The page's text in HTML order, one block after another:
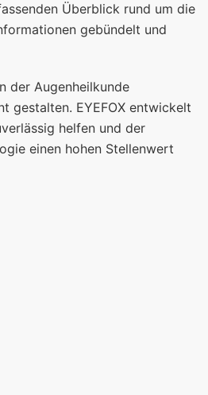
Überblick rund um die
gebündelt und
der Augenheilkunde
gestalten. EYEFOX entwickelt
helfen und der
einen hohen Stellenwert